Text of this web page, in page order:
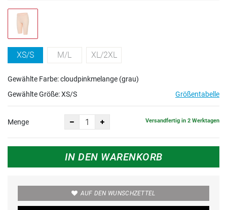
XS/S M/L XL/2XL
Gewählte Farbe: cloudpinkmelange (grau)
Gewählte Größe:XS/S Größentabelle
Menge Versandfertig in 2 Werktagen
IN DEN WARENKORB
AUF DEN WUNSCHZETTEL